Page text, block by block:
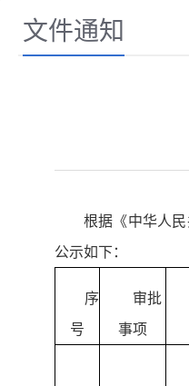
文件通知
根据《中华人
公示如下：
序
号
审批
事项